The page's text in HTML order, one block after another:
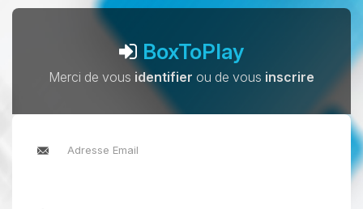
BoxToPlay
Merci de vous identifier ou de vous inscrire